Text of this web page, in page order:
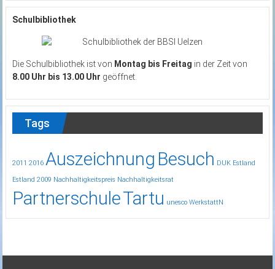
Schulbibliothek
Die Schulbibliothek ist von Montag bis Freitag in der Zeit von
8.00 Uhr bis 13.00 Uhr geöffnet.
Tags
2011 2016 Auszeichnung Besuch DUK Estland
Estland 2009 Nachhaltigkeitspreis Nachhaltigkeitsrat
PartnerschuleTartu unesco WerkstattN